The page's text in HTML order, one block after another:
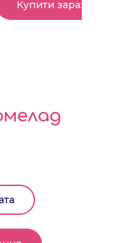
Купити зараз